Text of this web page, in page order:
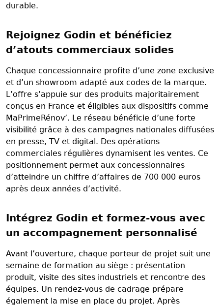
durable.
Rejoignez Godin et bénéficiez
d’atouts commerciaux solides
Chaque concessionnaire profite d’une zone exclusive
et d’un showroom adapté aux codes de la marque.
L’offre s’appuie sur des produits majoritairement
conçus en France et éligibles aux dispositifs comme
MaPrimeRénov’. Le réseau bénéficie d’une forte
visibilité grâce à des campagnes nationales diffusées
en presse, TV et digital. Des opérations
commerciales régulières dynamisent les ventes. Ce
positionnement permet aux concessionnaires
d’atteindre un chiffre d’affaires de 700 000 euros
après deux années d’activité.
Intégrez Godin et formez-vous avec
un accompagnement personnalisé
Avant l’ouverture, chaque porteur de projet suit une
semaine de formation au siège : présentation
produit, visite des sites industriels et rencontre des
équipes. Un rendez-vous de cadrage prépare
également la mise en place du projet. Après